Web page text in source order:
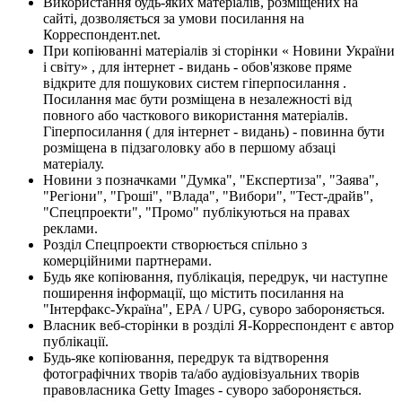
сайті, дозволяється за умови посилання на
Корреспондент.net.
При копіюванні матеріалів зі сторінки « Новини України
і світу» , для інтернет - видань - обов'язкове пряме
відкрите для пошукових систем гіперпосилання .
Посилання має бути розміщена в незалежності від
повного або часткового використання матеріалів.
Гіперпосилання ( для інтернет - видань) - повинна бути
розміщена в підзаголовку або в першому абзаці
матеріалу.
Новини з позначками "Думка", "Експертиза", "Заява",
"Регіони", "Гроші", "Влада", "Вибори", "Тест-драйв",
"Спецпроекти", "Промо" публікуються на правах
реклами.
Розділ Спецпроекти створюється спільно з
комерційними партнерами.
Будь яке копіювання, публікація, передрук, чи наступне
поширення інформації, що містить посилання на
"Інтерфакс-Україна", EPA / UPG, суворо забороняється.
Власник веб-сторінки в розділі Я-Корреспондент є автор
публікації.
Будь-яке копіювання, передрук та відтворення
фотографічних творів та/або аудіовізуальних творів
правовласника Getty Images - суворо забороняється.